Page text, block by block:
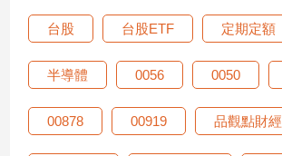
台股 台股ETF 定期定額
半導體 0056 0050
00878 00919 品觀點財經